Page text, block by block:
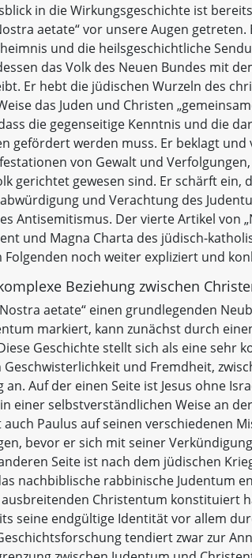
in die Wirkungsgeschichte ist
aetate“ vor unsere Augen
und die heilsgeschichtliche
das Volk des Neuen Bundes mit
Er hebt die jüdischen Wurzeln des
das Juden und Christen
die gegenseitige Kenntnis und die
gefördert werden muss. Er beklagt
von Gewalt und
gerichtet gewesen sind. Er schärft ein,
und Verachtung des
Antisemitismus. Der vierte Artikel von
und Magna Charta des jüdisch-
Folgenden noch weiter expliziert und
Beziehung zwischen
aetate“ einen grundlegenden
markiert, kann zunächst durch
Geschichte stellt sich als eine sehr
Geschwisterlichkeit und Fremdheit,
an. Auf der einen Seite ist Jesus ohne
einer selbstverständlichen Weise an
Paulus auf seinen verschiedenen
bevor er sich mit seiner
Seite ist nach dem jüdischen
nachbiblische rabbinische Judentum
Christentum konstituiert
seine endgültige Identität vor allem
tendiert zwar zur